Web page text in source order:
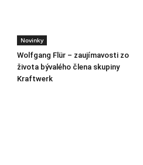
Novinky
Wolfgang Flür – zaujímavosti zo
života bývalého člena skupiny
Kraftwerk